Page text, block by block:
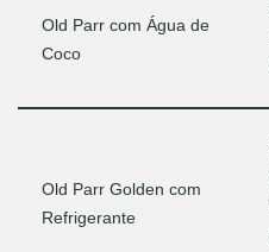
Old Parr com Água de
Coco
Old Parr Golden com
Refrigerante